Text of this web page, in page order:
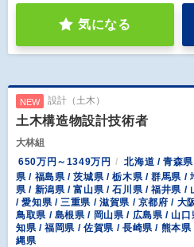
気になる
NEW 設計（土木）
土木構造物設計技術者
大林組
650万円～1349万円
北海道 / 青森
県 / 福島県 / 茨城県 / 栃木県 / 群馬県 /
県 / 新潟県 / 富山県 / 石川県 / 福井県 /
/ 愛知県 / 三重県 / 滋賀県 / 京都府 / 大
鳥取県 / 島根県 / 岡山県 / 広島県 / 山
知県 / 福岡県 / 佐賀県 / 長崎県 / 熊本
縄県